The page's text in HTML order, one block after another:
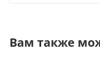
Вам также